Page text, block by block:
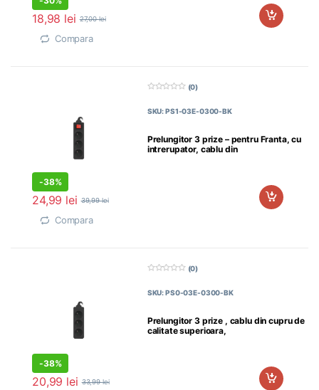
18,98 lei 27,00lei
Compara
-38%
Prelungitor 3 prize – pentru Franta, cu
intrerupator, cablu din
i
(0)
SKU: PS1-03E-0300-BK
24,99 lei 39,99lei
Compara
-38%
Prelungitor 3 prize , cablu din cupru de
calitate superioara,
i
(0)
SKU: PS0-03E-0300-BK
20,99 lei 33,99lei